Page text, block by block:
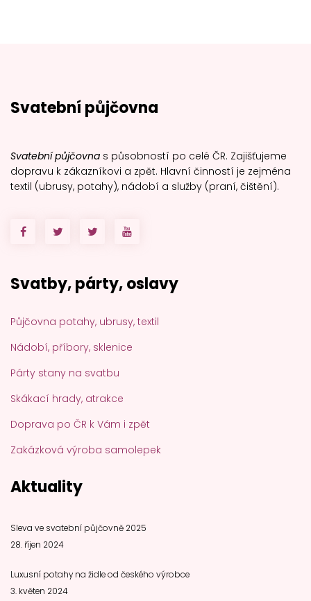
Svatební půjčovna
Svatební půjčovna s působností po celé ČR. Zajišťujeme
dopravu k zákazníkovi a zpět. Hlavní činností je zejména
textil (ubrusy, potahy), nádobí a služby (praní, čištění).
Svatby, párty, oslavy
Půjčovna potahy, ubrusy, textil
Nádobí, příbory, sklenice
Párty stany na svatbu
Skákací hrady, atrakce
Doprava po ČR k Vám i zpět
Zakázková výroba samolepek
Aktuality
Sleva ve svatební půjčovně 2025
28. říjen 2024
Luxusní potahy na židle od českého výrobce
3. květen 2024